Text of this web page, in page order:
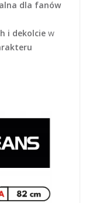
dla fanów
i dekolcie w